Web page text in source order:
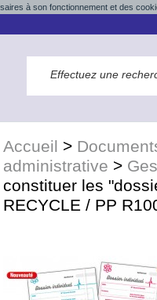
à son fonctionnement et des
Accueil >
administrative >
constituer les
RECYCLE / PP